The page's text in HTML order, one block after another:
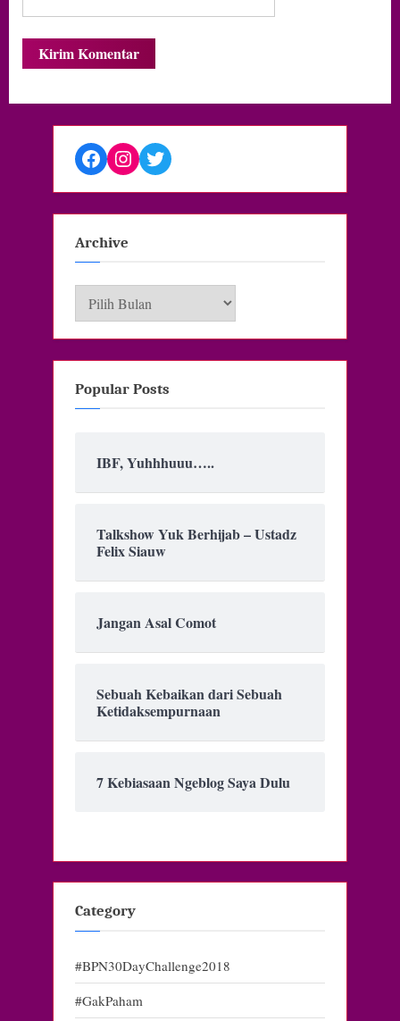
Facebook
Instagram
Twitter
Archive
Archive
Popular Posts
IBF, Yuhhhuuu…..
Talkshow Yuk Berhijab – Ustadz
Felix Siauw
Jangan Asal Comot
Sebuah Kebaikan dari Sebuah
Ketidaksempurnaan
7 Kebiasaan Ngeblog Saya Dulu
Category
#BPN30DayChallenge2018
#GakPaham